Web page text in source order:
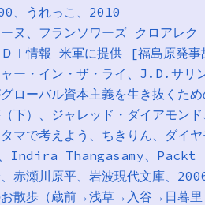
うれっこ、2010
、フランソワーズ クロアレ
Ｉ情報 米軍に提供 [福島原発事
ー・イン・ザ・ライ、J.D.サ
ーバル資本主義を生き抜くた
）、ジャレッド・ダイアモンド
で考えよう、ちきりん、ダイ
Indira Thangasamy、
瀬川原平、岩波現代文庫、
散歩（蔵前→浅草→入谷→日暮里